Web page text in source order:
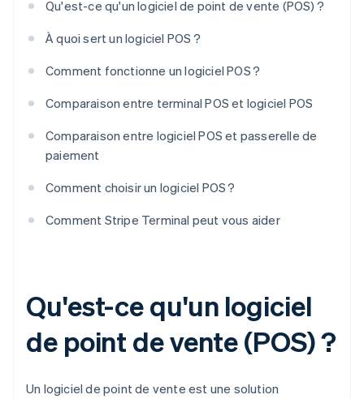
Qu'est-ce qu'un logiciel de point de vente (POS) ?
À quoi sert un logiciel POS ?
Comment fonctionne un logiciel POS ?
Comparaison entre terminal POS et logiciel POS
Comparaison entre logiciel POS et passerelle de
paiement
Comment choisir un logiciel POS ?
Comment Stripe Terminal peut vous aider
Qu'est-ce qu'un logiciel
de point de vente (POS) ?
Un logiciel de point de vente est une solution